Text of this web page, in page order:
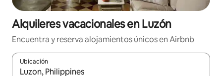
Alquileres vacacionales en Luzón
Encuentra y reserva alojamientos únicos en Airbnb
Ubicación
Cuando los resultados estén disponibles, navega con las